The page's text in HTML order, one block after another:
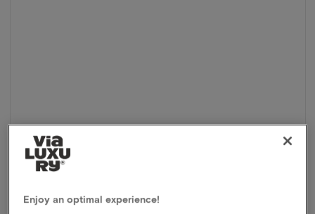
Kasteel Steenenburg★★★★
Enjoy an optimal experience!